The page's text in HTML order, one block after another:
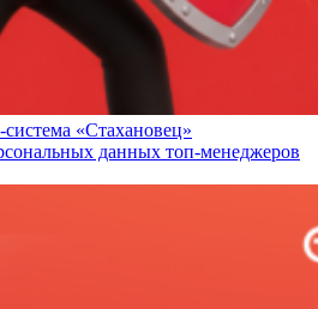
«Стахановец»
данных топ-менеджеров